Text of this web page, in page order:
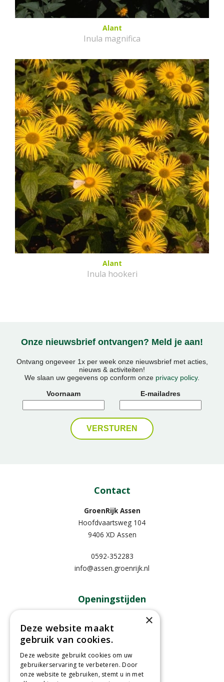
Alant
Inula magnifica
Alant
Inula hookeri
Onze nieuwsbrief ontvangen? Meld je aan!
Ontvang ongeveer 1x per week onze nieuwsbrief met acties,
nieuws & activiteiten!
We slaan uw gegevens op conform onze privacy policy.
Voornaam
E-mailadres
Contact
GroenRijk Assen
Hoofdvaartsweg 104
9406 XD Assen
0592-352283
info@assen.groenrijk.nl
Openingstijden
09:00 - 18:00
Dinsdag
Woensdag
Donderdag
09:00 - 18:00
Vrijdag
09:00 - 18:00
Zaterdag
09:00 - 17:00
×
Deze website maakt
gebruik van cookies.
Deze website gebruikt cookies om uw
gebruikerservaring te verbeteren. Door
onze website te gebruiken, stemt u in met